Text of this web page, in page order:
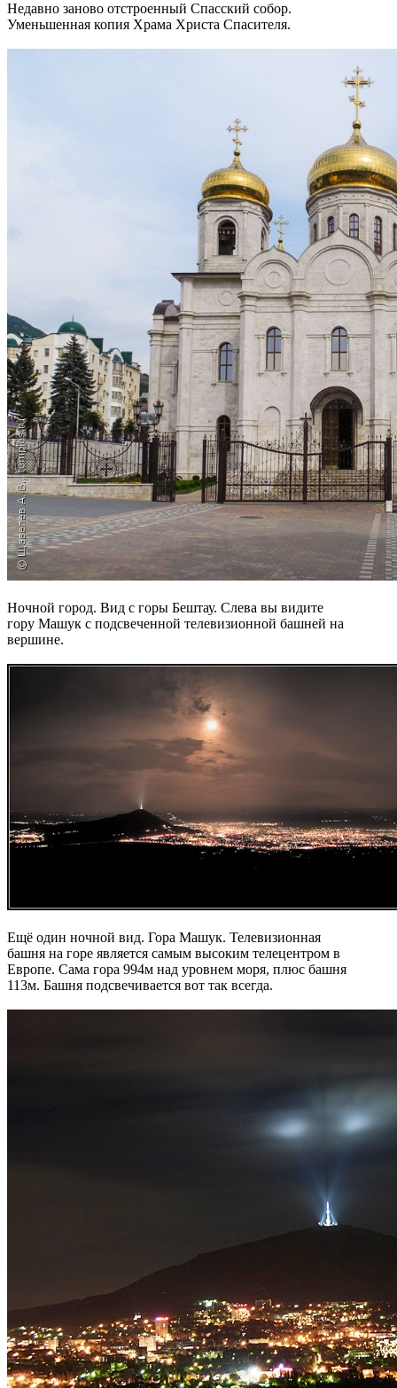
Недавно заново отстроенный Спасский собор.
Уменьшенная копия Храма Христа Спасителя.
Ночной город. Вид с горы Бештау. Слева вы видите
гору Машук с подсвеченной телевизионной башней на
вершине.
Ещё один ночной вид. Гора Машук. Телевизионная
башня на горе является самым высоким телецентром в
Европе. Сама гора 994м над уровнем моря, плюс башня
113м. Башня подсвечивается вот так всегда.